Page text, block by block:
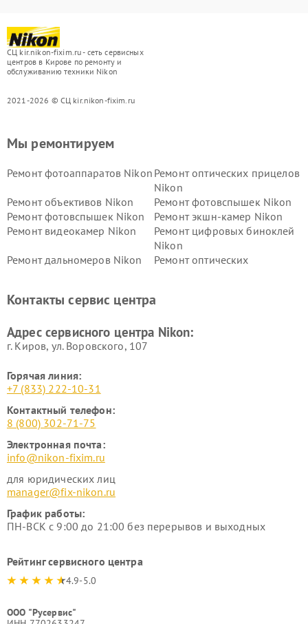
СЦ kir.nikon-fixim.ru - сеть сервисных
центров в Кирове по ремонту и
обслуживанию техники Nikon
2021-2026 © СЦ kir.nikon-fixim.ru
Мы ремонтируем
Ремонт фотоаппаратов Nikon Ремонт оптических прицелов
Nikon
Ремонт объективов Nikon
Ремонт фотовспышек Nikon
Ремонт фотовспышек Nikon
Ремонт экшн-камер Nikon
Ремонт видеокамер Nikon
Ремонт цифровых биноклей
Nikon
Ремонт дальномеров Nikon
Ремонт оптических
Контакты сервис центра
Адрес сервисного центра Nikon:
г. Киров, ул. Воровского, 107
Горячая линия:
+7 (833) 222-10-31
Контактный телефон:
8 (800) 302-71-75
Электронная почта:
info@nikon-fixim.ru
для юридических лиц
manager@fix-nikon.ru
График работы:
ПН-ВСК с 9:00 до 21:00 без перерывов и выходных
Рейтинг сервисного центра
4.9-5.0
ООО "Русервис"